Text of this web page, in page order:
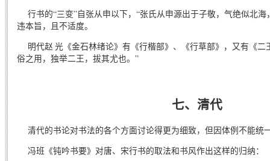
行书的“三变”自张从申以下，“张氏从申源出于子敬，气绝似北海
违本旨，且不适度。
明代赵 光《金石林绪论》有《行楷部》、《行草部》，又有《二
俗之用，独举二王，拔其尤也。”
七、清代
清代的书论对书法的各个方面讨论得更为细致，但因体例不能统
冯班《钝吟书要》对唐、宋行书的取法和书风作出这样的归纳：